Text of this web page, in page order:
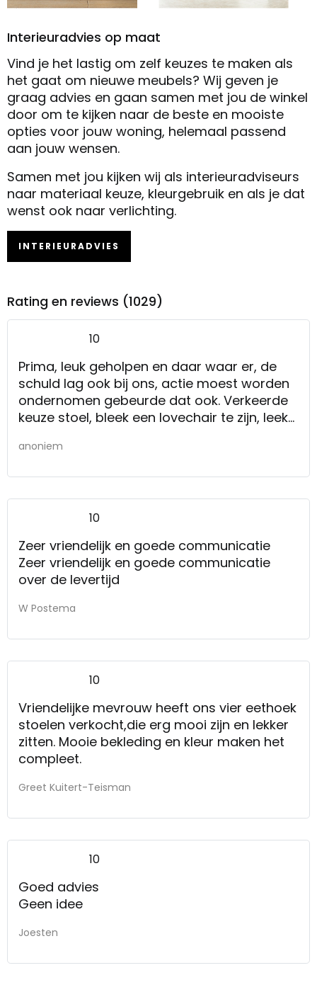
Interieuradvies op maat
Vind je het lastig om zelf keuzes te maken als
het gaat om nieuwe meubels? Wij geven je
graag advies en gaan samen met jou de winkel
door om te kijken naar de beste en mooiste
opties voor jouw woning, helemaal passend
aan jouw wensen.
Samen met jou kijken wij als interieuradviseurs
naar materiaal keuze, kleurgebruik en als je dat
wenst ook naar verlichting.
INTERIEURADVIES
Rating en reviews (1029)
10
Prima, leuk geholpen en daar waar er, de
schuld lag ook bij ons, actie moest worden
ondernomen gebeurde dat ook. Verkeerde
keuze stoel, bleek een lovechair te zijn, leek
ijjbetaling geruild te kunnen worden. Had
anoniem
10
Zeer vriendelijk en goede communicatie
Zeer vriendelijk en goede communicatie
over de levertijd
W Postema
10
Vriendelijke mevrouw heeft ons vier eethoek
stoelen verkocht,die erg mooi zijn en lekker
zitten. Mooie bekleding en kleur maken het
compleet.
Greet Kuitert-Teisman
10
Goed advies
Geen idee
Joesten